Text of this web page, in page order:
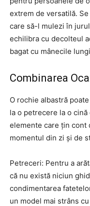
extrem de versatilă.
care să-l mulezi în
echilibra cu decolteul
bagat cu mânecile
Combinarea
O rochie albastră
la o petrecere la o
elemente care țin cont
momentul din zi și de
Petreceri: Pentru a
că nu există niciun
condimentarea
un model mai strâns